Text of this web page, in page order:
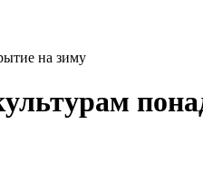
на зиму